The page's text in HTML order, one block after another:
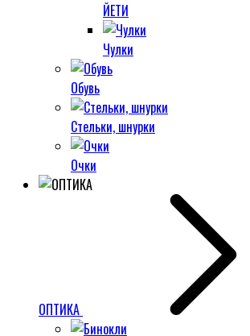
ЙЕТИ
Чулки
Обувь
Стельки, шнурки
Очки
ОПТИКА